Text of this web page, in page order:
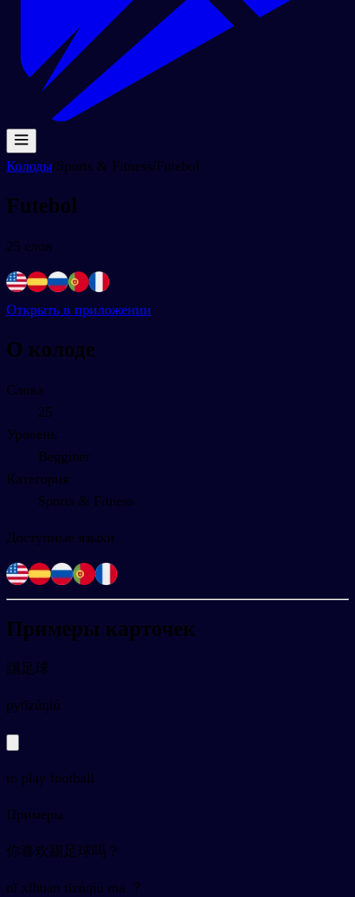
Колоды/Sports & Fitness/Futebol
Futebol
25 слов
Открыть в приложении
О колоде
Слова
25
Уровень
Begginer
Категория
Sports & Fitness
Доступные языки
Примеры карточек
踢足球
pytīzúqiú
to play football
Примеры
你喜欢踢足球吗？
nǐ xǐhuan tīzúqiú ma ？